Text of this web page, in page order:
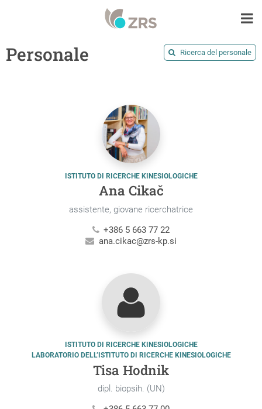
Personale Ricerca del personale
ISTITUTO DI RICERCHE KINESIOLOGICHE
Ana Cikač
assistente, giovane ricerchatrice
+386 5 663 77 22
ana.cikac@zrs-kp.si
ISTITUTO DI RICERCHE KINESIOLOGICHE
LABORATORIO DELL’ISTITUTO DI RICERCHE KINESIOLOGICHE
Tisa Hodnik
dipl. biopsih. (UN)